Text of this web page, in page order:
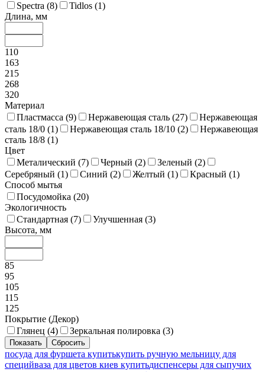
Spectra (8) Tidlos (1)
Длина, мм
110
163
215
268
320
Материал
Пластмасса (9) Нержавеющая сталь (27)
Нержавеющая
сталь 18/0 (1) Нержавеющая сталь 18/10 (2)
Нержавеющая
сталь 18/8 (1)
Цвет
Металический (7) Черный (2) Зеленый (2)
Серебряный (1) Синий (2) Желтый (1) Красный (1)
Способ мытья
Посудомойка (20)
Экологичность
Стандартная (7) Улучшенная (3)
Высота, мм
85
95
105
115
125
Покрытие (Декор)
Глянец (4) Зеркальная полировка (3)
посуда для фуршета купитькупить ручную мельницу для
специйваза для цветов киев купитьдиспенсеры для сыпучих